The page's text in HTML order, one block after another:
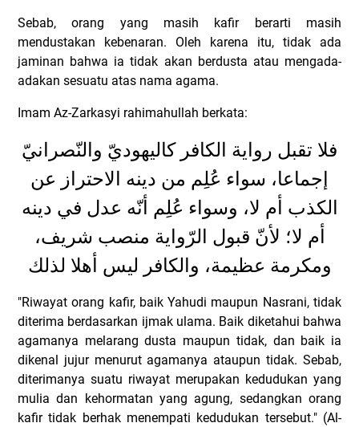
Sebab, orang yang masih kafir berarti masih
mendustakan kebenaran. Oleh karena itu, tidak ada
jaminan bahwa ia tidak akan berdusta atau mengada-
adakan sesuatu atas nama agama.
Imam Az-Zarkasyi rahimahullah berkata:
فلا تقبل رواية الكافر كاليهوديّ والنّصرانيّ
إجماعا، سواء عُلِم من دينه الاحتراز عن
الكذب أم لا، وسواء عُلِم أنّه عدل في دينه
أم لا؛ لأنّ قبول الرّواية منصب شريف،
ومكرمة عظيمة، والكافر ليس أهلا لذلك
"Riwayat orang kafir, baik Yahudi maupun Nasrani, tidak
diterima berdasarkan ijmak ulama. Baik diketahui bahwa
agamanya melarang dusta maupun tidak, dan baik ia
dikenal jujur menurut agamanya ataupun tidak. Sebab,
diterimanya suatu riwayat merupakan kedudukan yang
mulia dan kehormatan yang agung, sedangkan orang
kafir tidak berhak menempati kedudukan tersebut." (Al-